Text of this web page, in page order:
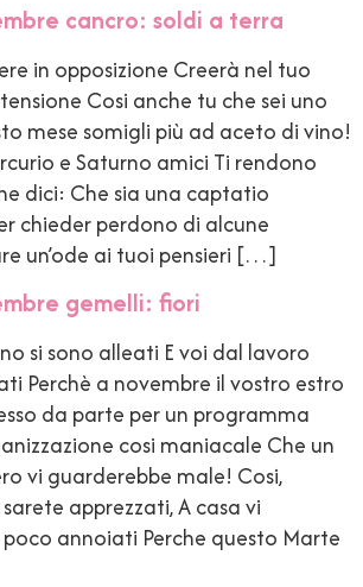
cancro: soldi a terra
in opposizione Creerà nel tuo
Cosi anche tu che sei uno
mese somigli più ad aceto di vino!
e Saturno amici Ti rendono
dici: Che sia una captatio
chieder perdono di alcune
un’ode ai tuoi pensieri […]
gemelli: fiori
si sono alleati E voi dal lavoro
Perchè a novembre il vostro estro
da parte per un programma
cosi maniacale Che un
vi guarderebbe male! Cosi,
apprezzati, A casa vi
annoiati Perche questo Marte